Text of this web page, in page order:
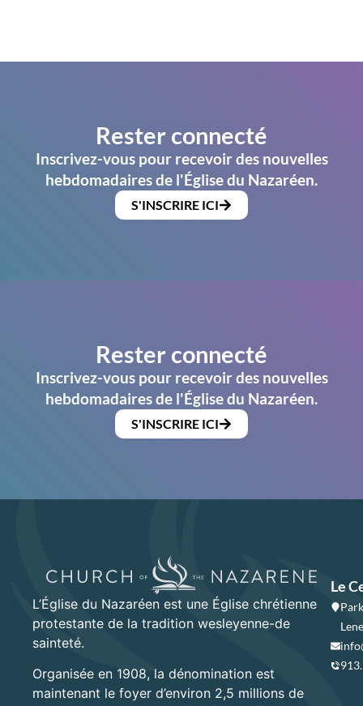
Rester connecté
Inscrivez-vous pour recevoir des nouvelles
hebdomadaires de l'Église du Nazaréen.
S'INSCRIRE ICI
Rester connecté
Inscrivez-vous pour recevoir des nouvelles
hebdomadaires de l'Église du Nazaréen.
S'INSCRIRE ICI
L’Église du Nazaréen est une Église chrétienne
protestante de la tradition wesleyenne-de
sainteté.
Organisée en 1908, la dénomination est
maintenant le foyer d’environ 2,5 millions de
Le